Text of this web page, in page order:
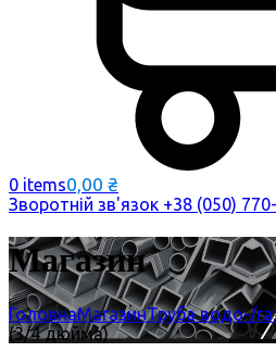
0 items0,00 ₴
Зворотній зв'язок +38 (050)
Магазин
ГоловнаМагазинТруба водо-/
(3/4 дюйма)